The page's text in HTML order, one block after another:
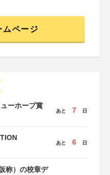
ムページ
ーホープ賞
あと 7 日
あと 6 日
称）の校章デ